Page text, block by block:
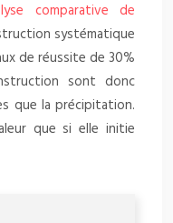
comparative de
systématique
de réussite de 30%
sont donc
que la précipitation.
que si elle initie